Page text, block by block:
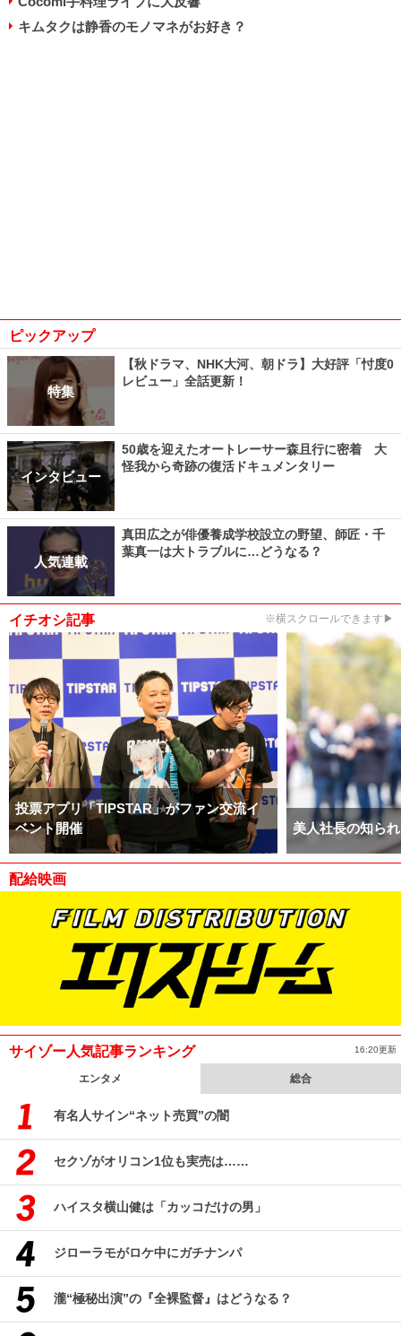
キムタクは静香のモノマネがお好き？
ピックアップ
特集
【秋ドラマ、NHK大河、朝ドラ】大好評「忖度0
レビュー」全話更新！
インタビュー
50歳を迎えたオートレーサー森且行に密着 大
怪我から奇跡の復活ドキュメンタリー
人気連載
真田広之が俳優養成学校設立の野望、師匠・千
葉真一は大トラブルに…どうなる？
イチオシ記事 ※横スクロールできます▶
投票アプリ「TIPSTAR」がファン交流イ
ベント開催
美人社長の知ら
配給映画
サイゾー人気記事ランキング 16:20更新
エンタメ 総合
有名人サイン“ネット売買”の闇
セクゾがオリコン1位も実売は……
ハイスタ横山健は「カッコだけの男」
ジローラモがロケ中にガチナンパ
瀧“極秘出演”の『全裸監督』はどうなる？